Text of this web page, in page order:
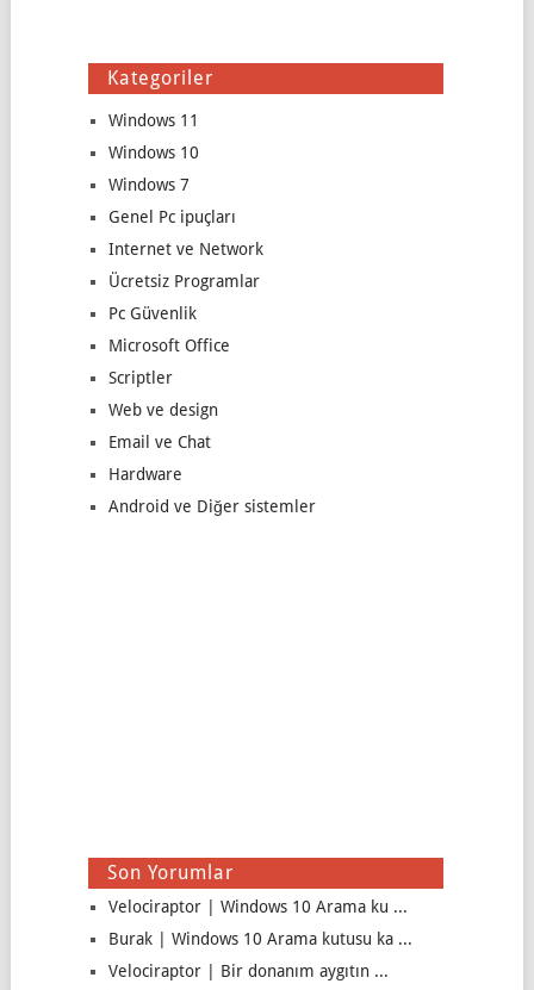
Kategoriler
Windows 11
Windows 10
Windows 7
Genel Pc ipuçları
Internet ve Network
Ücretsiz Programlar
Pc Güvenlik
Microsoft Office
Scriptler
Web ve design
Email ve Chat
Hardware
Android ve Diğer sistemler
Son Yorumlar
Velociraptor | Windows 10 Arama ku ...
Burak | Windows 10 Arama kutusu ka ...
Velociraptor | Bir donanım aygıtın ...